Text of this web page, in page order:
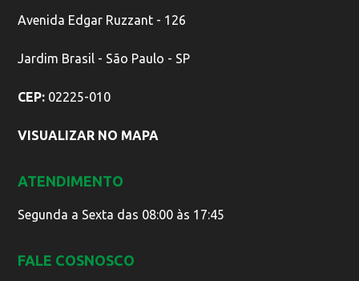
Avenida Edgar Ruzzant - 126
Jardim Brasil - São Paulo - SP
CEP: 02225-010
VISUALIZAR NO MAPA
ATENDIMENTO
Segunda a Sexta das 08:00 às 17:45
FALE COSNOSCO